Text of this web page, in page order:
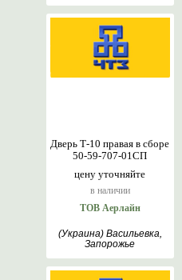
цену уточняйте
в наличии
Дверь Т-10 правая в сборе
50-59-707-01СП
ТОВ Аерлайн
(Украина) Васильевка,
Запорожье